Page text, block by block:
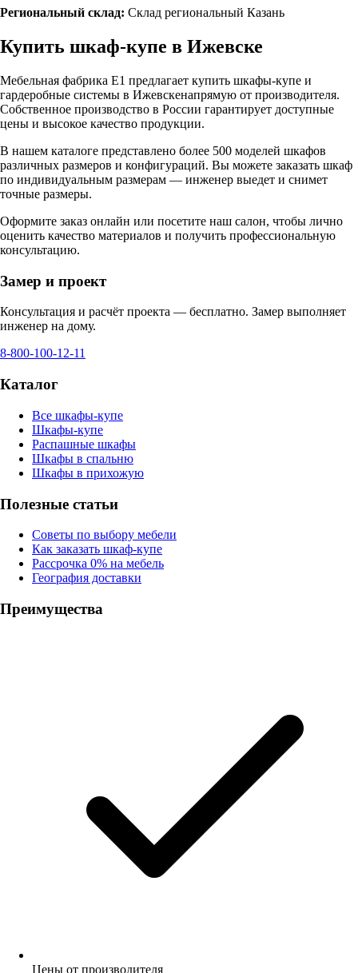
Региональный склад: Склад региональный Казань
Купить шкаф-купе в Ижевске
Мебельная фабрика Е1 предлагает купить шкафы-купе и
гардеробные системы в Ижевскенапрямую от производителя.
Собственное производство в России гарантирует доступные
цены и высокое качество продукции.
В нашем каталоге представлено более 500 моделей шкафов
различных размеров и конфигураций. Вы можете заказать шкаф
по индивидуальным размерам — инженер выедет и снимет
точные размеры.
Оформите заказ онлайн или посетите наш салон, чтобы лично
оценить качество материалов и получить профессиональную
консультацию.
Замер и проект
Консультация и расчёт проекта — бесплатно. Замер выполняет
инженер на дому.
8-800-100-12-11
Каталог
Все шкафы-купе
Шкафы-купе
Распашные шкафы
Шкафы в спальню
Шкафы в прихожую
Полезные статьи
Советы по выбору мебели
Как заказать шкаф-купе
Рассрочка 0% на мебель
География доставки
Преимущества
Цены от производителя